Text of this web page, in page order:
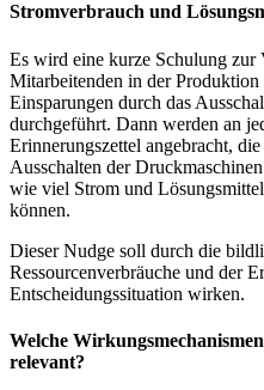
Stromverbrauch und
Es wird eine kurze Schulung zur
Mitarbeitenden in der Produktion
Einsparungen durch das
durchgeführt. Dann werden an
Erinnerungszettel angebracht,
Ausschalten der
wie viel Strom und
können.
Dieser Nudge soll durch die
Ressourcenverbräuche und der
Entscheidungssituation wirken.
Welche
relevant?